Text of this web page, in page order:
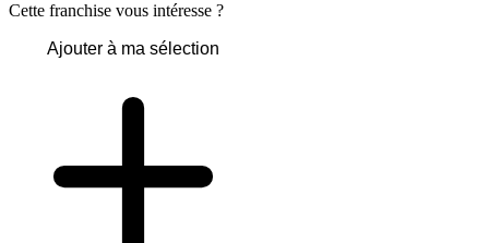
Cette franchise vous intéresse ?
Ajouter à ma sélection